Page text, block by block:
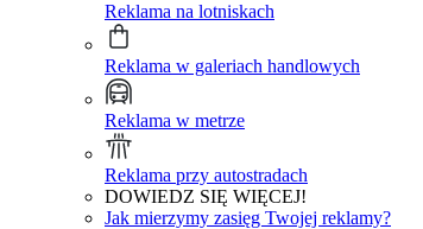
Reklama na lotniskach
Reklama w galeriach handlowych
Reklama w metrze
Reklama przy autostradach
DOWIEDZ SIĘ WIĘCEJ!
Jak mierzymy zasięg Twojej reklamy?